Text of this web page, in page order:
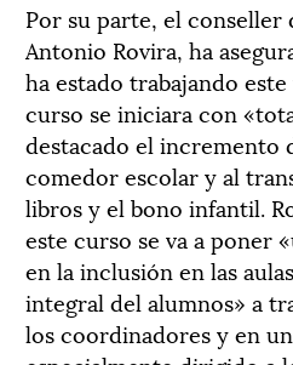
Por su parte, el conseller
Antonio Rovira, ha
ha estado trabajando
curso se iniciara con
destacado el incremento
comedor escolar y al
libros y el bono infantil.
este curso se va a poner
en la inclusión en las
integral del alumnos» a
los coordinadores y en